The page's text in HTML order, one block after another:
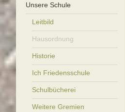
Unsere Schule
Leitbild
Hausordnung
Historie
Ich Friedensschule
Schulbücherei
Weitere Gremien